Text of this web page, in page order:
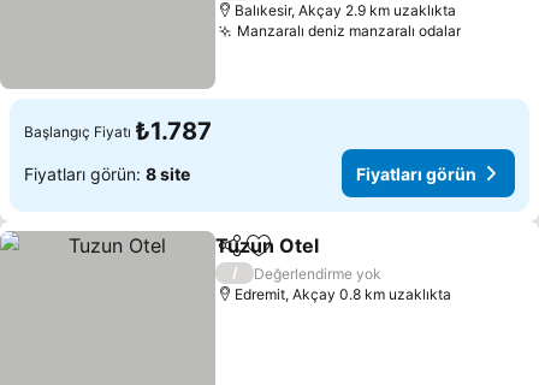
Balıkesir, Akçay 2.9 km uzaklıkta
Manzaralı deniz manzaralı odalar
Başlangıç Fiyatı ₺1.787
Fiyatları görün: 8 site Fiyatları görün
PaylaşFavorilerime ekle
Tuzun Otel
/
Değerlendirme yok
Edremit, Akçay 0.8 km uzaklıkta